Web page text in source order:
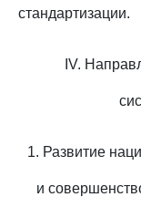
стандартизации.
IV.
1. Развитие
и